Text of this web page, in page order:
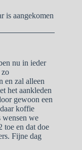
is aangekomen
nu in ieder
zo
en zal alleen
het aankleden
gewoon een
koffie
we
toe en dat doe
Fijne dag